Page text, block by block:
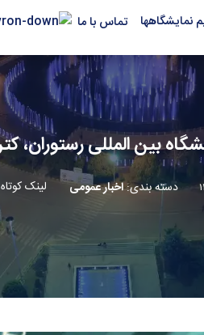
نمایشگاهها تماس با ما
بین المللی
دسته بندی:اخبار عمومی لینک کوتاه